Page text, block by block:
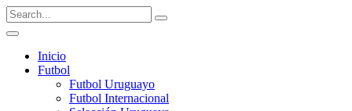
Inicio
Futbol
Futbol Uruguayo
Futbol Internacional